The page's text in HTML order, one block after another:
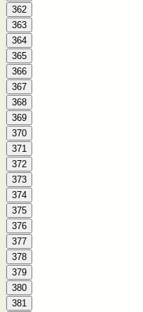
362
363
364
365
366
367
368
369
370
371
372
373
374
375
376
377
378
379
380
381